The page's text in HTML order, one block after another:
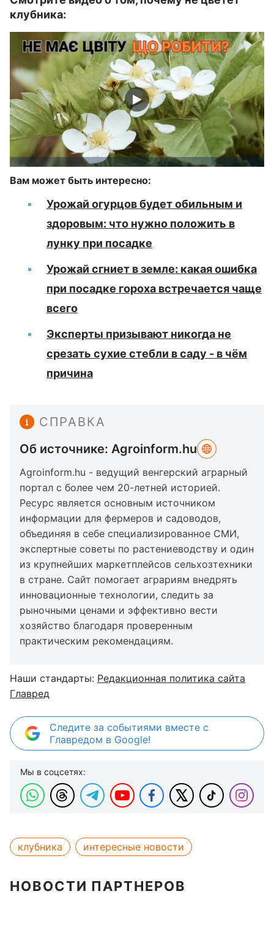
клубника:
Вам может быть интересно:
Урожай огурцов будет обильным и
здоровым: что нужно положить в
лунку при посадке
Урожай сгниет в земле: какая ошибка
при посадке гороха встречается чаще
всего
Эксперты призывают никогда не
срезать сухие стебли в саду - в чём
причина
СПРАВКА
Об источнике: Agroinform.hu
Agroinform.hu - ведущий венгерский аграрный
портал с более чем 20-летней историей.
Ресурс является основным источником
информации для фермеров и садоводов,
объединяя в себе специализированное СМИ,
экспертные советы по растениеводству и один
из крупнейших маркетплейсов сельхозтехники
в стране. Сайт помогает аграриям внедрять
инновационные технологии, следить за
рыночными ценами и эффективно вести
хозяйство благодаря проверенным
практическим рекомендациям.
Наши стандарты: Редакционная политика сайта
Главред
Следите за событиями вместе с
Главредом в Google!
Мы в соцсетях:
клубника интересные новости
НОВОСТИ ПАРТНЕРОВ